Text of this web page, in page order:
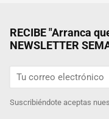
RECIBE "Arranca
NEWSLETTER
Suscribiéndote aceptas